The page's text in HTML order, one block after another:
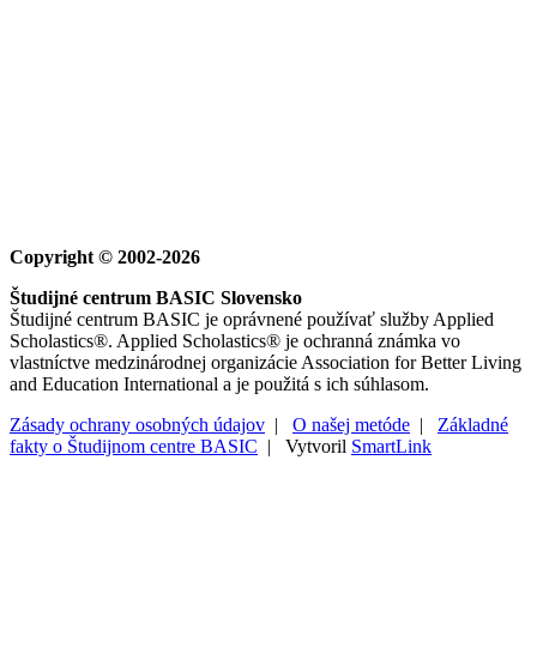
Copyright © 2002-2026
Študijné centrum BASIC Slovensko
Študijné centrum BASIC je oprávnené používať služby Applied
Scholastics®. Applied Scholastics® je ochranná známka vo
vlastníctve medzinárodnej organizácie Association for Better Living
and Education International a je použitá s ich súhlasom.
Zásady ochrany osobných údajov | O našej metóde | Základné
fakty o Študijnom centre BASIC | Vytvoril SmartLink